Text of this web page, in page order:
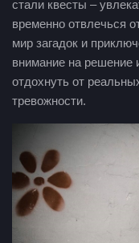
стали квесты –
временно отвлечься
мир загадок и
внимание на решение
отдохнуть от
тревожности.